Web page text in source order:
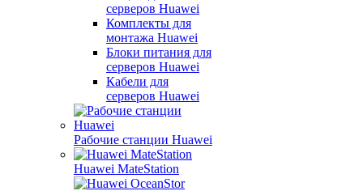
серверов Huawei
Комплекты для
монтажа Huawei
Блоки питания для
серверов Huawei
Кабели для
серверов Huawei
Рабочие станции Huawei
Huawei MateStation